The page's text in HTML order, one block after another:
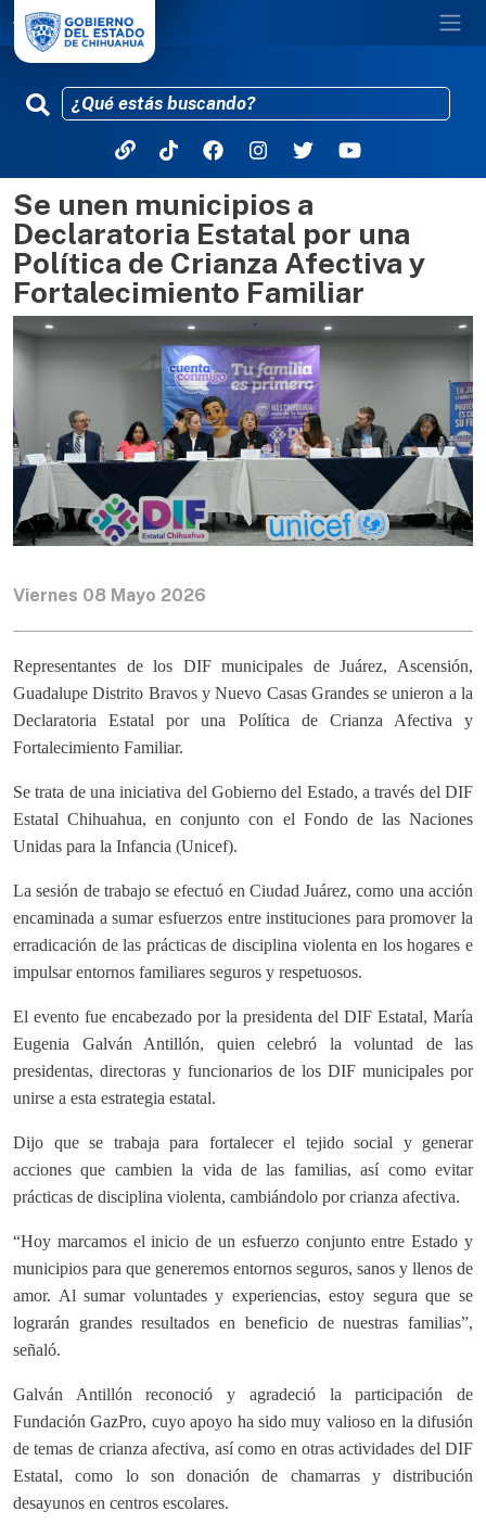
Pasar al contenido principal
Se unen municipios a
Declaratoria Estatal por una
Política de Crianza Afectiva y
Fortalecimiento Familiar
Viernes 08 Mayo 2026
Representantes de los DIF municipales de Juárez, Ascensión,
Guadalupe Distrito Bravos y Nuevo Casas Grandes se unieron a la
Declaratoria Estatal por una Política de Crianza Afectiva y
Fortalecimiento Familiar.
Se trata de una iniciativa del Gobierno del Estado, a través del DIF
Estatal Chihuahua, en conjunto con el Fondo de las Naciones
Unidas para la Infancia (Unicef).
La sesión de trabajo se efectuó en Ciudad Juárez, como una acción
encaminada a sumar esfuerzos entre instituciones para promover la
erradicación de las prácticas de disciplina violenta en los hogares e
impulsar entornos familiares seguros y respetuosos.
El evento fue encabezado por la presidenta del DIF Estatal, María
Eugenia Galván Antillón, quien celebró la voluntad de las
presidentas, directoras y funcionarios de los DIF municipales por
unirse a esta estrategia estatal.
Dijo que se trabaja para fortalecer el tejido social y generar
acciones que cambien la vida de las familias, así como evitar
prácticas de disciplina violenta, cambiándolo por crianza afectiva.
“Hoy marcamos el inicio de un esfuerzo conjunto entre Estado y
municipios para que generemos entornos seguros, sanos y llenos de
amor. Al sumar voluntades y experiencias, estoy segura que se
lograrán grandes resultados en beneficio de nuestras familias”,
señaló.
Galván Antillón reconoció y agradeció la participación de
Fundación GazPro, cuyo apoyo ha sido muy valioso en la difusión
de temas de crianza afectiva, así como en otras actividades del DIF
Estatal, como lo son donación de chamarras y distribución
desayunos en centros escolares.